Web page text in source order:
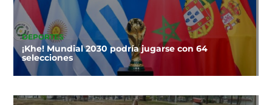
DEPORTES
¡Khe! Mundial 2030 podría jugarse con 64
selecciones